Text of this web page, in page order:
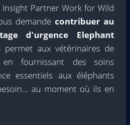
Insight Partner Work for Wild
demande contribuer au
d'urgence Elephant
aux vétérinaires de
fournissant des soins
essentiels aux éléphants
au moment où ils en